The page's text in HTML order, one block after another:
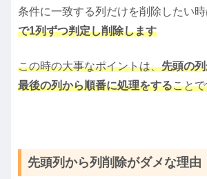
条件に一致する列だけを削除したい時
で1列ずつ判定し削除します
この時の大事なポイントは、先頭の
最後の列から順番に処理をすること
先頭列から列削除がダメな理由